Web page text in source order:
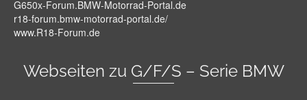
G650x-Forum.BMW-Motorrad-Portal.de
r18-forum.bmw-motorrad-portal.de/
www.R18-Forum.de
Webseiten zu G/F/S – Serie BMW